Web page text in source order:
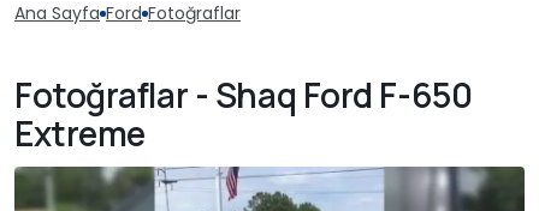
Ana Sayfa Ford Fotoğraflar
Fotoğraflar - Shaq Ford F-650
Extreme